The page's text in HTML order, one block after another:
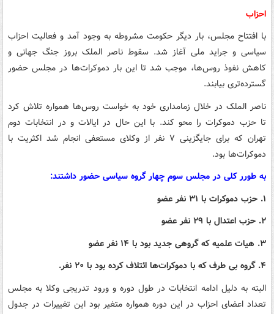
احزاب
با افتتاح مجلس، بار دیگر حکومت مشروطه به وجود آمد و فعالیت احزاب
سیاسی و جراید ملی آغاز شد. سقوط ناصر الملک بروز جنگ جهانی و
کاهش نفوذ روس‌ها، موجب شد تا این بار دموکرات‌ها در مجلس حضور
گسترده‌تری بیابند.
ناصر الملک در خلال زمامداری خود به خواست روس‌ها همواره تلاش کرد
تا حزب دموکرات را محو کند. با این حال در ایالات و در انتخابات دوم
تهران که برای جایگزینی ۷ نفر از وکلای مستعفی انجام شد اکثریت با
دموکرات‌ها بود.
به طورر کلی در مجلس سوم چهار گروه سیاسی حضور داشتند:
۱. حزب دموکرات با ۳۱ نفر عضو
۲. حزب اعتدال با ۲۹ نفر عضو
۳. هیات علمیه که گروهی جدید بود با ۱۴ نفر عضو
۴. گروه بی طرف که با دموکرات‌ها ائتلاف کرده بود با ۲۰ نفر.
البته به دلیل ادامه انتخابات در طول دوره و ورود تدریجی وکلا به مجلس
تعداد اعضای احزاب در این دوره همواره متغیر بود این تغییرات در جدول